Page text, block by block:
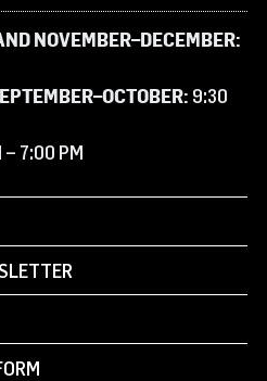
NOVEMBER–DECEMBER:
9:30
– 7:00 PM